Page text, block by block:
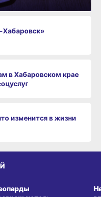
в Хабаровском крае
изменится в жизни